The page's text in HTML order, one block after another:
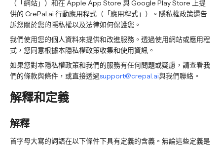
（「網站」）和在 Apple App Store 與 Google Play Store 上提
供的 CrePal.ai 行動應用程式（「應用程式」）。隱私權政策還告
訴您關於您的隱私權以及法律如何保護您。
我們使用您的個人資料來提供和改進服務。透過使用網站或應用程
式，您同意根據本隱私權政策收集和使用資訊。
如果您對本隱私權政策和我們的服務有任何問題或疑慮，請查看我
們的條款與條件，或直接透過support@crepal.ai與我們聯絡。
解釋和定義
解釋
首字母大寫的詞語在以下條件下具有定義的含義。無論這些定義是